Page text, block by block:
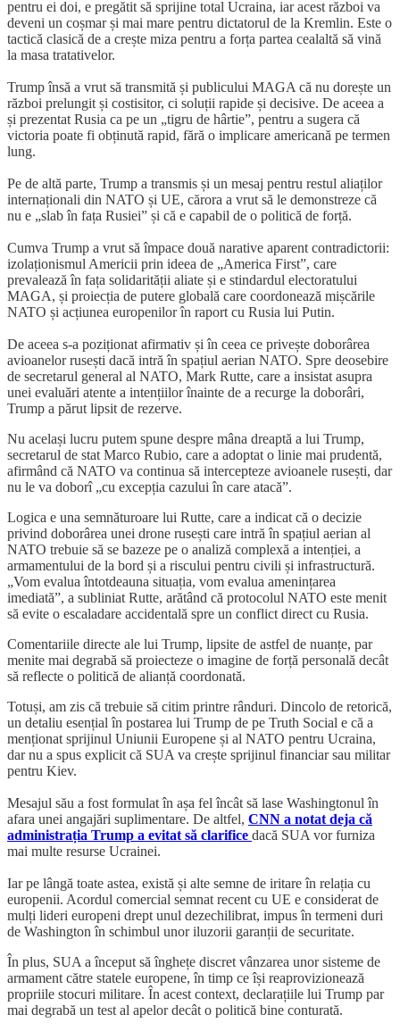
pentru ei doi, e pregătit să sprijine total Ucraina, iar acest război va
deveni un coșmar și mai mare pentru dictatorul de la Kremlin. Este o
tactică clasică de a crește miza pentru a forța partea cealaltă să vină
la masa tratativelor.
Trump însă a vrut să transmită și publicului MAGA că nu dorește un
război prelungit și costisitor, ci soluții rapide și decisive. De aceea a
și prezentat Rusia ca pe un „tigru de hârtie”, pentru a sugera că
victoria poate fi obținută rapid, fără o implicare americană pe termen
lung.
Pe de altă parte, Trump a transmis și un mesaj pentru restul aliaților
internaționali din NATO și UE, cărora a vrut să le demonstreze că
nu e „slab în fața Rusiei” și că e capabil de o politică de forță.
Cumva Trump a vrut să împace două narative aparent contradictorii:
izolaționismul Americii prin ideea de „America First”, care
prevalează în fața solidarității aliate și e stindardul electoratului
MAGA, și proiecția de putere globală care coordonează mișcările
NATO și acțiunea europenilor în raport cu Rusia lui Putin.
De aceea s-a poziționat afirmativ și în ceea ce privește doborârea
avioanelor rusești dacă intră în spațiul aerian NATO. Spre deosebire
de secretarul general al NATO, Mark Rutte, care a insistat asupra
unei evaluări atente a intențiilor înainte de a recurge la doborâri,
Trump a părut lipsit de rezerve.
Nu același lucru putem spune despre mâna dreaptă a lui Trump,
secretarul de stat Marco Rubio, care a adoptat o linie mai prudentă,
afirmând că NATO va continua să intercepteze avioanele rusești, dar
nu le va doborî „cu excepția cazului în care atacă”.
Logica e una semnăturoare lui Rutte, care a indicat că o decizie
privind doborârea unei drone rusești care intră în spațiul aerian al
NATO trebuie să se bazeze pe o analiză complexă a intenției, a
armamentului de la bord și a riscului pentru civili și infrastructură.
„Vom evalua întotdeauna situația, vom evalua amenințarea
imediată”, a subliniat Rutte, arătând că protocolul NATO este menit
să evite o escaladare accidentală spre un conflict direct cu Rusia.
Comentariile directe ale lui Trump, lipsite de astfel de nuanțe, par
menite mai degrabă să proiecteze o imagine de forță personală decât
să reflecte o politică de alianță coordonată.
Totuși, am zis că trebuie să citim printre rânduri. Dincolo de retorică,
un detaliu esențial în postarea lui Trump de pe Truth Social e că a
menționat sprijinul Uniunii Europene și al NATO pentru Ucraina,
dar nu a spus explicit că SUA va crește sprijinul financiar sau militar
pentru Kiev.
Mesajul său a fost formulat în așa fel încât să lase Washingtonul în
afara unei angajări suplimentare. De altfel, CNN a notat deja că
administrația Trump a evitat să clarifice dacă SUA vor furniza
mai multe resurse Ucrainei.
Iar pe lângă toate astea, există și alte semne de iritare în relația cu
europenii. Acordul comercial semnat recent cu UE e considerat de
mulți lideri europeni drept unul dezechilibrat, impus în termeni duri
de Washington în schimbul unor iluzorii garanții de securitate.
În plus, SUA a început să înghețe discret vânzarea unor sisteme de
armament către statele europene, în timp ce își reaprovizionează
propriile stocuri militare. În acest context, declarațiile lui Trump par
mai degrabă un test al apelor decât o politică bine conturată.